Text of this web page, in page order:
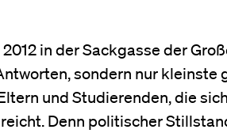
in der Sackgasse der
sondern nur kleinste
und Studierenden, die
Denn politischer